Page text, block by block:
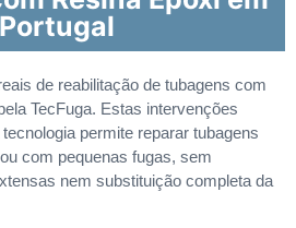
Portugal
de reabilitação de tubagens com
TecFuga. Estas intervenções
permite reparar tubagens
com pequenas fugas, sem
nem substituição completa da